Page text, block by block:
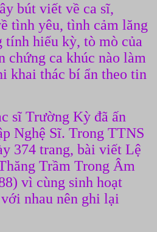
bút viết về ca sĩ,
tình yêu, tình cảm lăng
tính hiếu kỳ, tò mò của
chứng ca khúc nào làm
khai thác bí ẩn theo tin
sĩ Trường Kỳ đã ấn
Nghệ Sĩ. Trong TTNS
374 trang, bài viết Lệ
Trầm Trong Âm
vì cùng sinh hoạt
nhau nên ghi lại